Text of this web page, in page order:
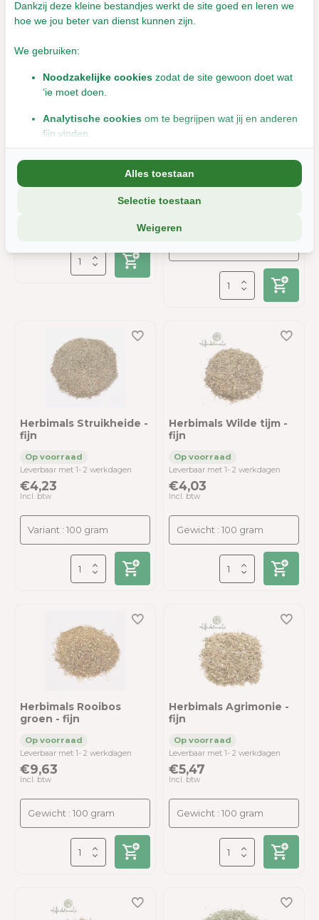
Herbimals Tijm - fijn
Leverbaar met 1- 2 werkdagen
Incl. btw
Herbimals Echte
majorana - fijn
Leverbaar met 1- 2 werkdagen
€5,26
Herbimals Struikheide -
fijn
Leverbaar met 1- 2 werkdagen
€4,23
Incl. btw
Herbimals Wilde tijm -
fijn
Leverbaar met 1- 2 werkdagen
€4,03
Incl. btw
Herbimals Rooibos
groen - fijn
Leverbaar met 1- 2 werkdagen
€9,63
Incl. btw
Herbimals Agrimonie -
fijn
Leverbaar met 1- 2 werkdagen
€5,47
Incl. btw
Dankzij deze kleine bestandjes werkt de site goed en leren we
hoe we jou beter van dienst kunnen zijn.
We gebruiken:
Noodzakelijke cookies zodat de site gewoon doet wat
‘ie moet doen.
Analytische cookies om te begrijpen wat jij en anderen
fijn vinden.
Marketingcookiesom jou relevante informatie en
aanbiedingen te tonen.
We delen soms gegevens met partners (zoals social media en
deelt, of die ze elders van je hebben.
Wil je liever geen cookies? Dan werkt de site nog steeds, maar
misschien net iets minder soepel.
Weigeren
Selectie toestaan
Alles toestaan